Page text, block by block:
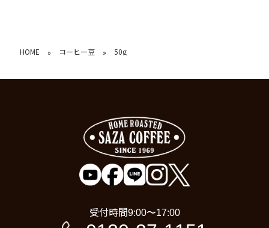
HOME » コーヒー豆 » 50g
受付時間9:00〜17:00